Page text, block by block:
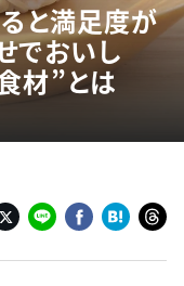
ると満足度が
でおいし
材”とは